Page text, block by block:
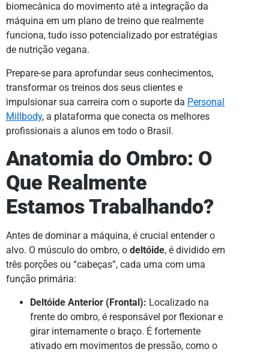
biomecânica do movimento até a integração da
máquina em um plano de treino que realmente
funciona, tudo isso potencializado por estratégias
de nutrição vegana.
Prepare-se para aprofundar seus conhecimentos,
transformar os treinos dos seus clientes e
impulsionar sua carreira com o suporte da Personal
Millbody, a plataforma que conecta os melhores
profissionais a alunos em todo o Brasil.
Anatomia do Ombro: O
Que Realmente
Estamos Trabalhando?
Antes de dominar a máquina, é crucial entender o
alvo. O músculo do ombro, o deltóide, é dividido em
três porções ou “cabeças”, cada uma com uma
função primária:
Deltóide Anterior (Frontal): Localizado na
frente do ombro, é responsável por flexionar e
girar internamente o braço. É fortemente
ativado em movimentos de pressão, como o